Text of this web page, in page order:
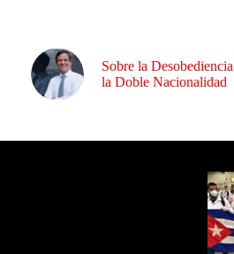
Sobre la
la Doble Nacionalidad